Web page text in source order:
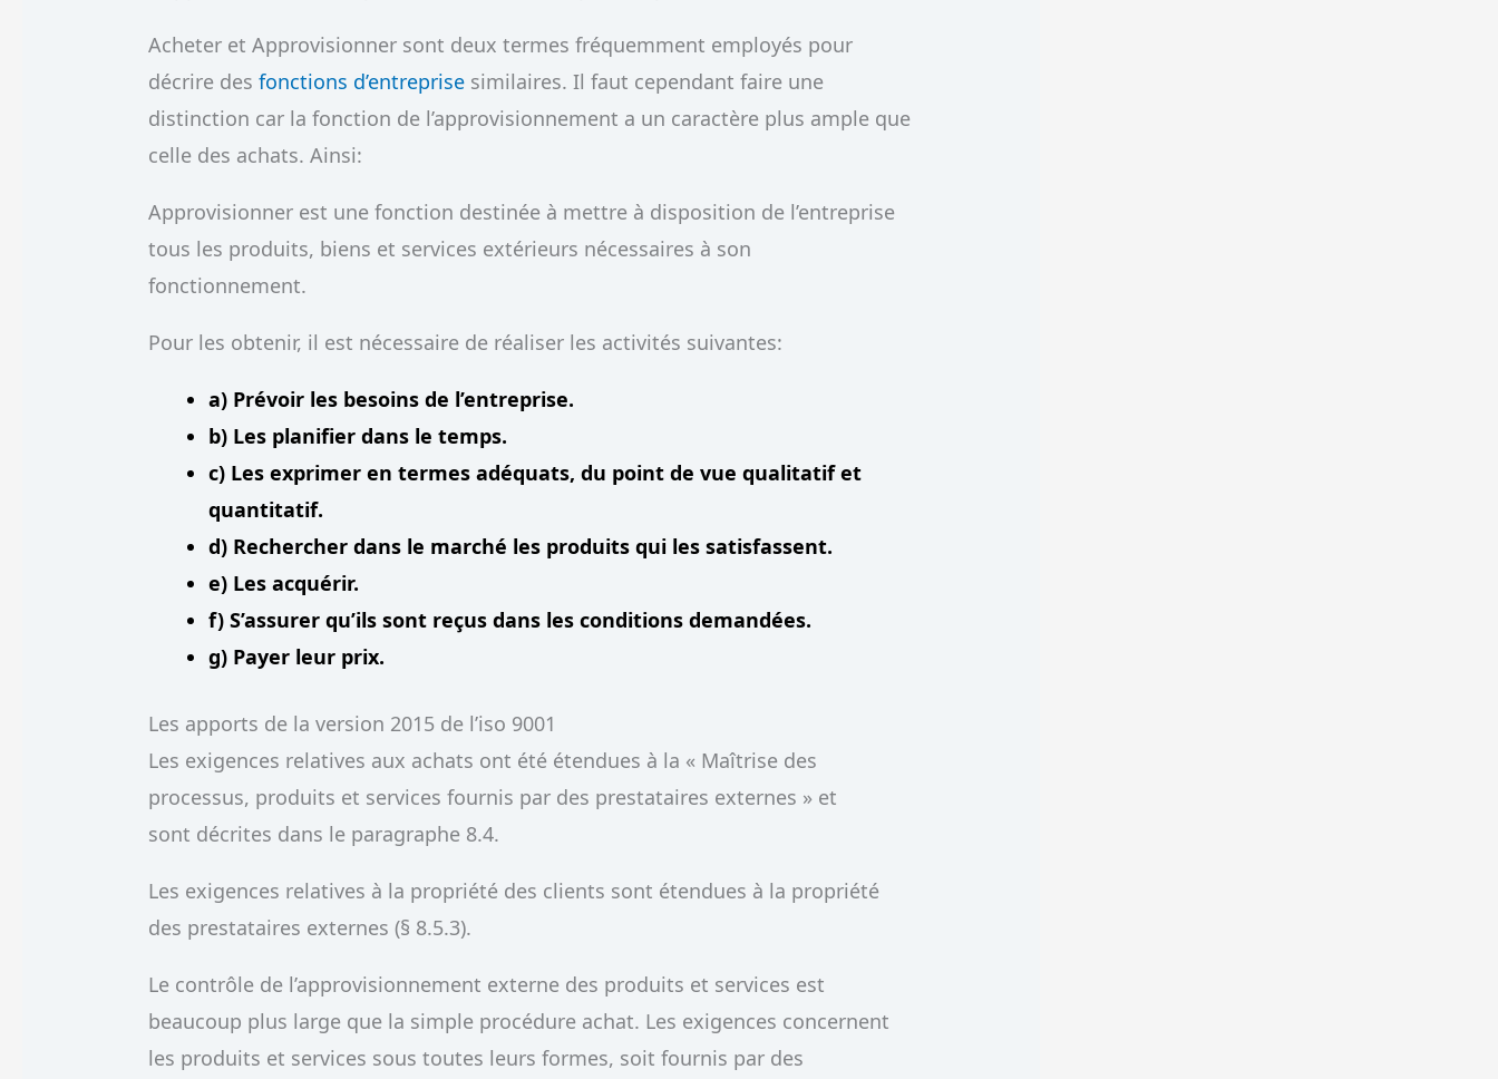
Acheter et Approvisionner sont deux termes fréquemment employés pour
décrire desfonctions d’entreprise similaires. Il faut cependant faire une
distinction car la fonction de l’approvisionnement a un caractère plus ample que
celle des achats. Ainsi:
Approvisionner est une fonction destinée à mettre à disposition de l’entreprise
tous les produits, biens et services extérieurs nécessaires à son
fonctionnement.
Pour les obtenir, il est nécessaire de réaliser les activités suivantes:
a) Prévoir les besoins de l’entreprise.
b) Les planifier dans le temps.
c) Les exprimer en termes adéquats, du point de vue qualitatif et
quantitatif.
d) Rechercher dans le marché les produits qui les satisfassent.
e) Les acquérir.
f) S’assurer qu’ils sont reçus dans les conditions demandées.
g) Payer leur prix.
Les apports de la version 2015 de l’iso 9001
Les exigences relatives aux achats ont été étendues à la « Maîtrise des
processus, produits et services fournis par des prestataires externes » et
sont décrites dans le paragraphe 8.4.
Les exigences relatives à la propriété des clients sont étendues à la propriété
des prestataires externes (§ 8.5.3).
Le contrôle de l’approvisionnement externe des produits et services est
beaucoup plus large que la simple procédure achat. Les exigences concernent
les produits et services sous toutes leurs formes, soit fournis par des